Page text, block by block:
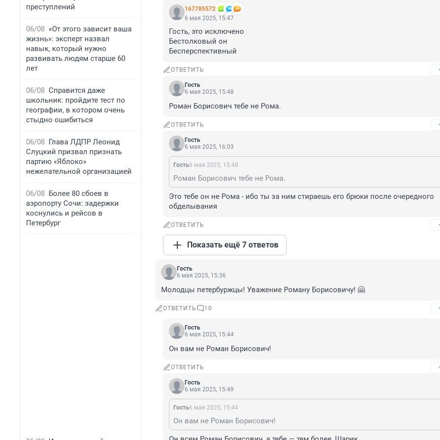
преступлений
06/08 «От этого зависит ваша
жизнь»: эксперт назвал
навык, который нужно
развивать людям старше 60
лет
06/08 Справится даже
школьник: пройдите тест по
географии, в котором очень
стыдно ошибиться
06/08 Глава ЛДПР Леонид
Слуцкий призвал признать
партию «Яблоко»
нежелательной организацией
06/08 Более 80 сбоев в
аэропорту Сочи: задержки
коснулись и рейсов в
Петербург
167785572
6 мая 2025, 15:47
Гость, это исключено
Бестолковый он
Бесперспективный
ОТВЕТИТЬ
Гость
6 мая 2025, 15:48
Роман Борисович тебе не Рома.
ОТВЕТИТЬ
Гость
6 мая 2025, 16:03
Гость6 мая 2025, 15:48
Роман Борисович тебе не Рома.
Это тебе он не Рома - ибо ты за ним стираешь его брюки после очередного
обделывания
ОТВЕТИТЬ
Показать ещё 7 ответов
Гость
6 мая 2025, 15:36
Молодцы петербуржцы! Уважение Роману Борисовичу! 🤗
ОТВЕТИТЬ 10
Гость
6 мая 2025, 15:44
Он вам не Роман Борисович!
ОТВЕТИТЬ
Гость
6 мая 2025, 15:49
Гость6 мая 2025, 15:44
Он вам не Роман Борисович!